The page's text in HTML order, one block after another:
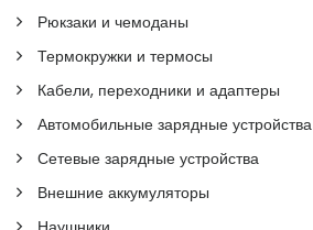
Рюкзаки и чемоданы
Термокружки и термосы
Кабели, переходники и адаптеры
Автомобильные зарядные устройства
Сетевые зарядные устройства
Внешние аккумуляторы